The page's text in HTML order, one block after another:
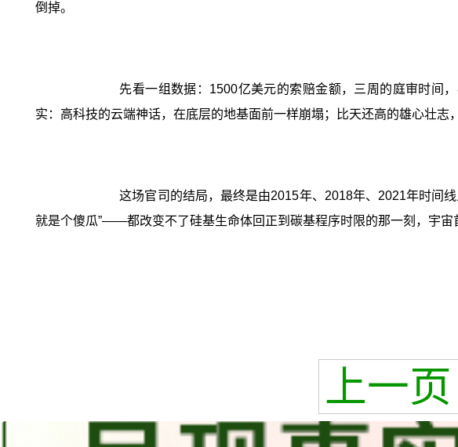
倒掉。
先看一组数据：1500亿美元的索赔金额，三周的庭审时间
实：高科技的云端神话，在底层的地基面前一样崩塌；比天还高的雄心壮志
这场官司的结局，最终是由2015年、2018年、2021年时间
就是个傻瓜”——都改变不了硅基生命体回正到碳基程序时限的那一刻，宇宙
上一页